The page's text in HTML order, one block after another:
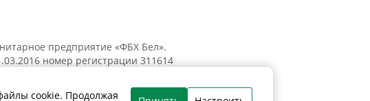
предприятие «ФБХ Бел».
номер регистрации 311614
cookie. Продолжая